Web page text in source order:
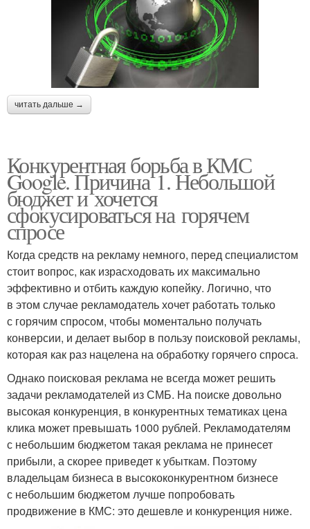
читать дальше →
Конкурентная борьба в КМС
Google. Причина 1. Небольшой
бюджет и хочется
сфокусироваться на горячем
спросе
Когда средств на рекламу немного, перед специалистом
стоит вопрос, как израсходовать их максимально
эффективно и отбить каждую копейку. Логично, что
в этом случае рекламодатель хочет работать только
с горячим спросом, чтобы моментально получать
конверсии, и делает выбор в пользу поисковой рекламы,
которая как раз нацелена на обработку горячего спроса.
Однако поисковая реклама не всегда может решить
задачи рекламодателей из СМБ. На поиске довольно
высокая конкуренция, в конкурентных тематиках цена
клика может превышать 1000 рублей. Рекламодателям
с небольшим бюджетом такая реклама не принесет
прибыли, а скорее приведет к убыткам. Поэтому
владельцам бизнеса в высококонкурентном бизнесе
с небольшим бюджетом лучше попробовать
продвижение в КМС: это дешевле и конкуренция ниже.